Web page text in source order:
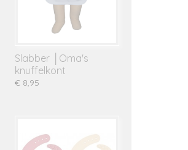
Slabber │Oma's
knuffelkont
€ 8,95